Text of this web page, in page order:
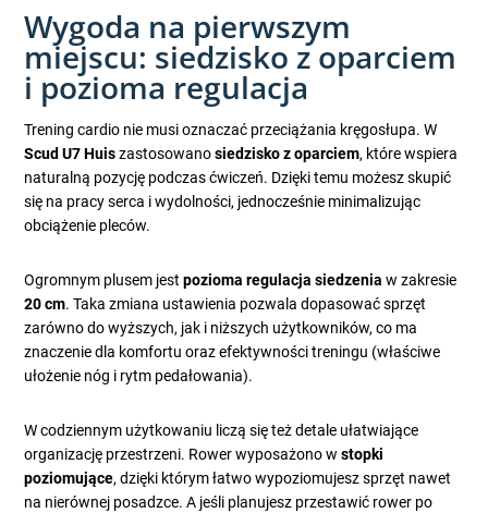
Wygoda na pierwszym
miejscu: siedzisko z oparciem
i pozioma regulacja
Trening cardio nie musi oznaczać przeciążania kręgosłupa. W
Scud U7 Huiszastosowanosiedzisko z oparciem, które wspiera
naturalną pozycję podczas ćwiczeń. Dzięki temu możesz skupić
się na pracy serca i wydolności, jednocześnie minimalizując
obciążenie pleców.
Ogromnym plusem jestpozioma regulacja siedzenia w zakresie
20 cm. Taka zmiana ustawienia pozwala dopasować sprzęt
zarówno do wyższych, jak i niższych użytkowników, co ma
znaczenie dla komfortu oraz efektywności treningu (właściwe
ułożenie nóg i rytm pedałowania).
W codziennym użytkowaniu liczą się też detale ułatwiające
organizację przestrzeni. Rower wyposażono wstopki
poziomujące, dzięki którym łatwo wypoziomujesz sprzęt nawet
na nierównej posadzce. A jeśli planujesz przestawić rower po